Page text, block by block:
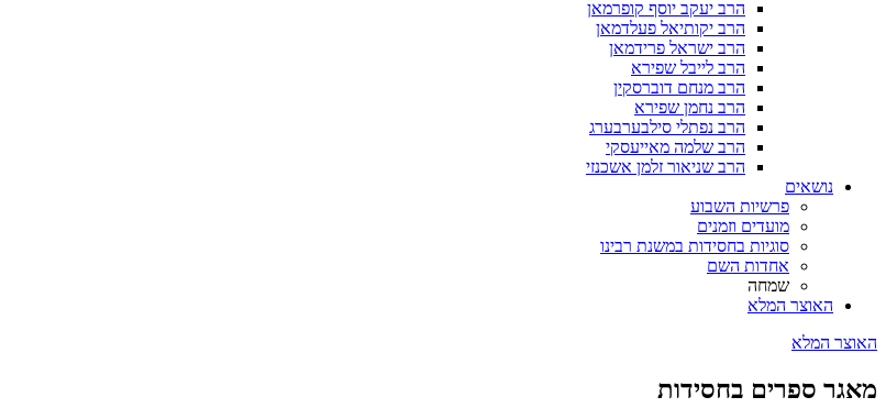
הרב יעקב יוסף קופרמאן
הרב יקותיאל פעלדמאן
הרב ישראל פרידמאן
הרב לייבל שפירא
הרב מנחם דוברסקין
הרב נחמן שפירא
הרב נפתלי סילבערבערג
הרב שלמה מאייעסקי
הרב שניאור זלמן אשכנזי
נושאים
פרשיות השבוע
מועדים וזמנים
סוגיות בחסידות במשנת רבינו
אחדות השם
שמחה
האוצר המלא
האוצר המלא
מאגר ספרים בחסידות